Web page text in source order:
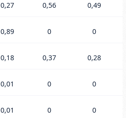
0,27 0,56 0,49
0,89 0 0
0,18 0,37 0,28
0,01 0 0
0,01 0 0